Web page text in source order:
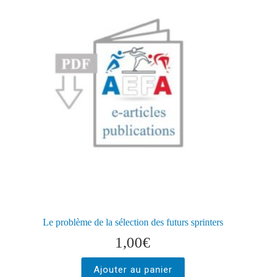
Le problème de la sélection des futurs sprinters
1,00€
Ajouter au panier